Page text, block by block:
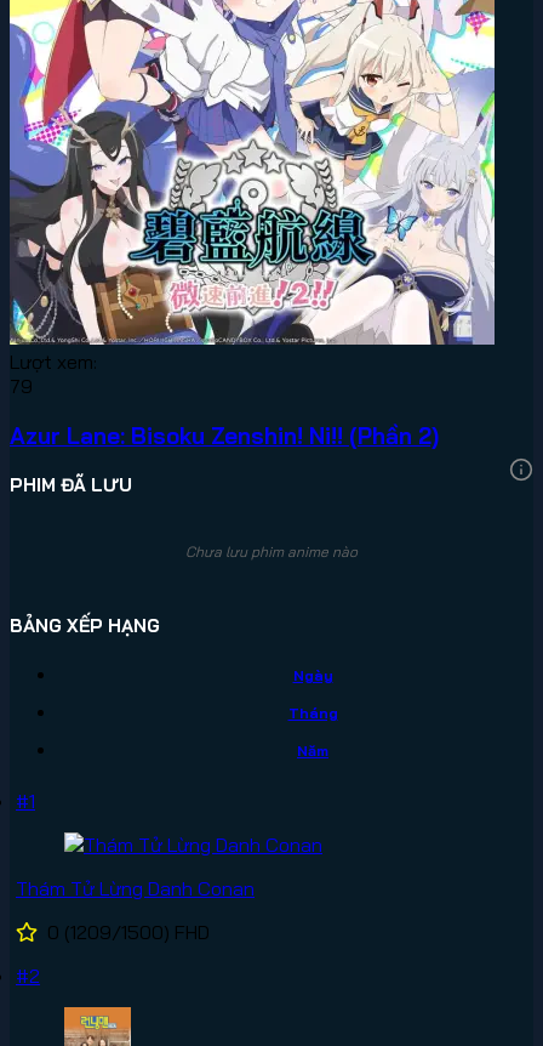
Lượt xem:
79
Azur Lane: Bisoku Zenshin! Ni!! (Phần 2)
PHIM ĐÃ LƯU
Chưa lưu phim anime nào
BẢNG XẾP HẠNG
Ngày
Tháng
Năm
#1
Thám Tử Lừng Danh Conan
0 (1209/1500) FHD
#2